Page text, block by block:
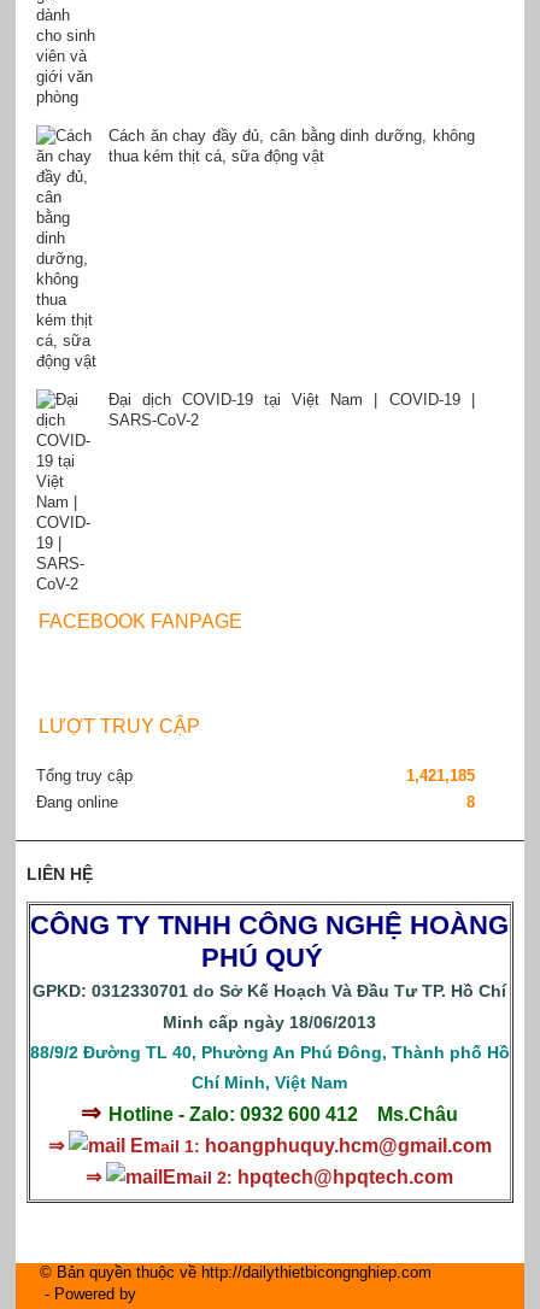
Cách ăn chay đầy đủ, cân bằng dinh dưỡng, không
thua kém thịt cá, sữa động vật
Đại dịch COVID-19 tại Việt Nam | COVID-19 |
SARS-CoV-2
FACEBOOK FANPAGE
LƯỢT TRUY CẬP
Tổng truy cập
1,421,185
Đang online
8
LIÊN HỆ
CÔNG TY TNHH CÔNG NGHỆ HOÀNG
PHÚ QUÝ
GPKD: 0312330701 do Sở Kế Hoạch Và Đầu Tư TP. Hồ Chí
Minh cấp ngày 18/06/2013
88/9/2 Đường TL 40, Phường An Phú Đông, Thành phố Hồ
Chí Minh, Việt Nam
⇒ Hotline - Zalo: 0932 600 412
Ms.Châu
⇒
Email 1: hoangphuquy.hcm@gmail.com
⇒
Email 2: hpqtech@hpqtech.com
© Bản quyền thuộc về http://dailythietbicongnghiep.com
- Powered by